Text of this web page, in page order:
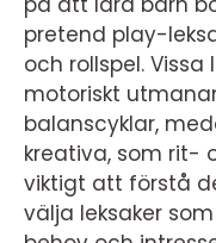
pretend play-
och rollspel.
motoriskt
balanscyklar,
kreativa, som rit-
viktigt att förstå
välja leksaker